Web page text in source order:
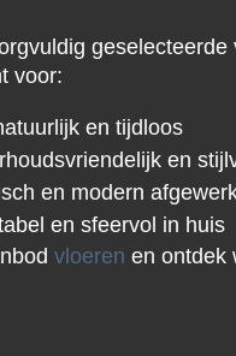
voor:
en tijdloos
en
en modern
en sfeervol in huis
vloeren en ontdek